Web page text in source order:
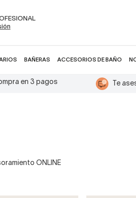
BAÑERAS ACCESORIOS DE BAÑO
en 3 pagos Te
ONLINE